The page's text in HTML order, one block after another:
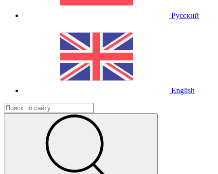
Русский
English